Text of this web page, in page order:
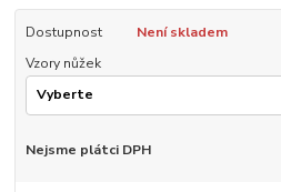
Dostupnost
Není skladem
Vzory nůžek
Nejsme plátci DPH